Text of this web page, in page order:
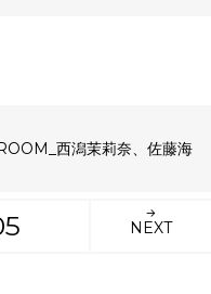
西潟茉莉奈、佐藤海
NEXT